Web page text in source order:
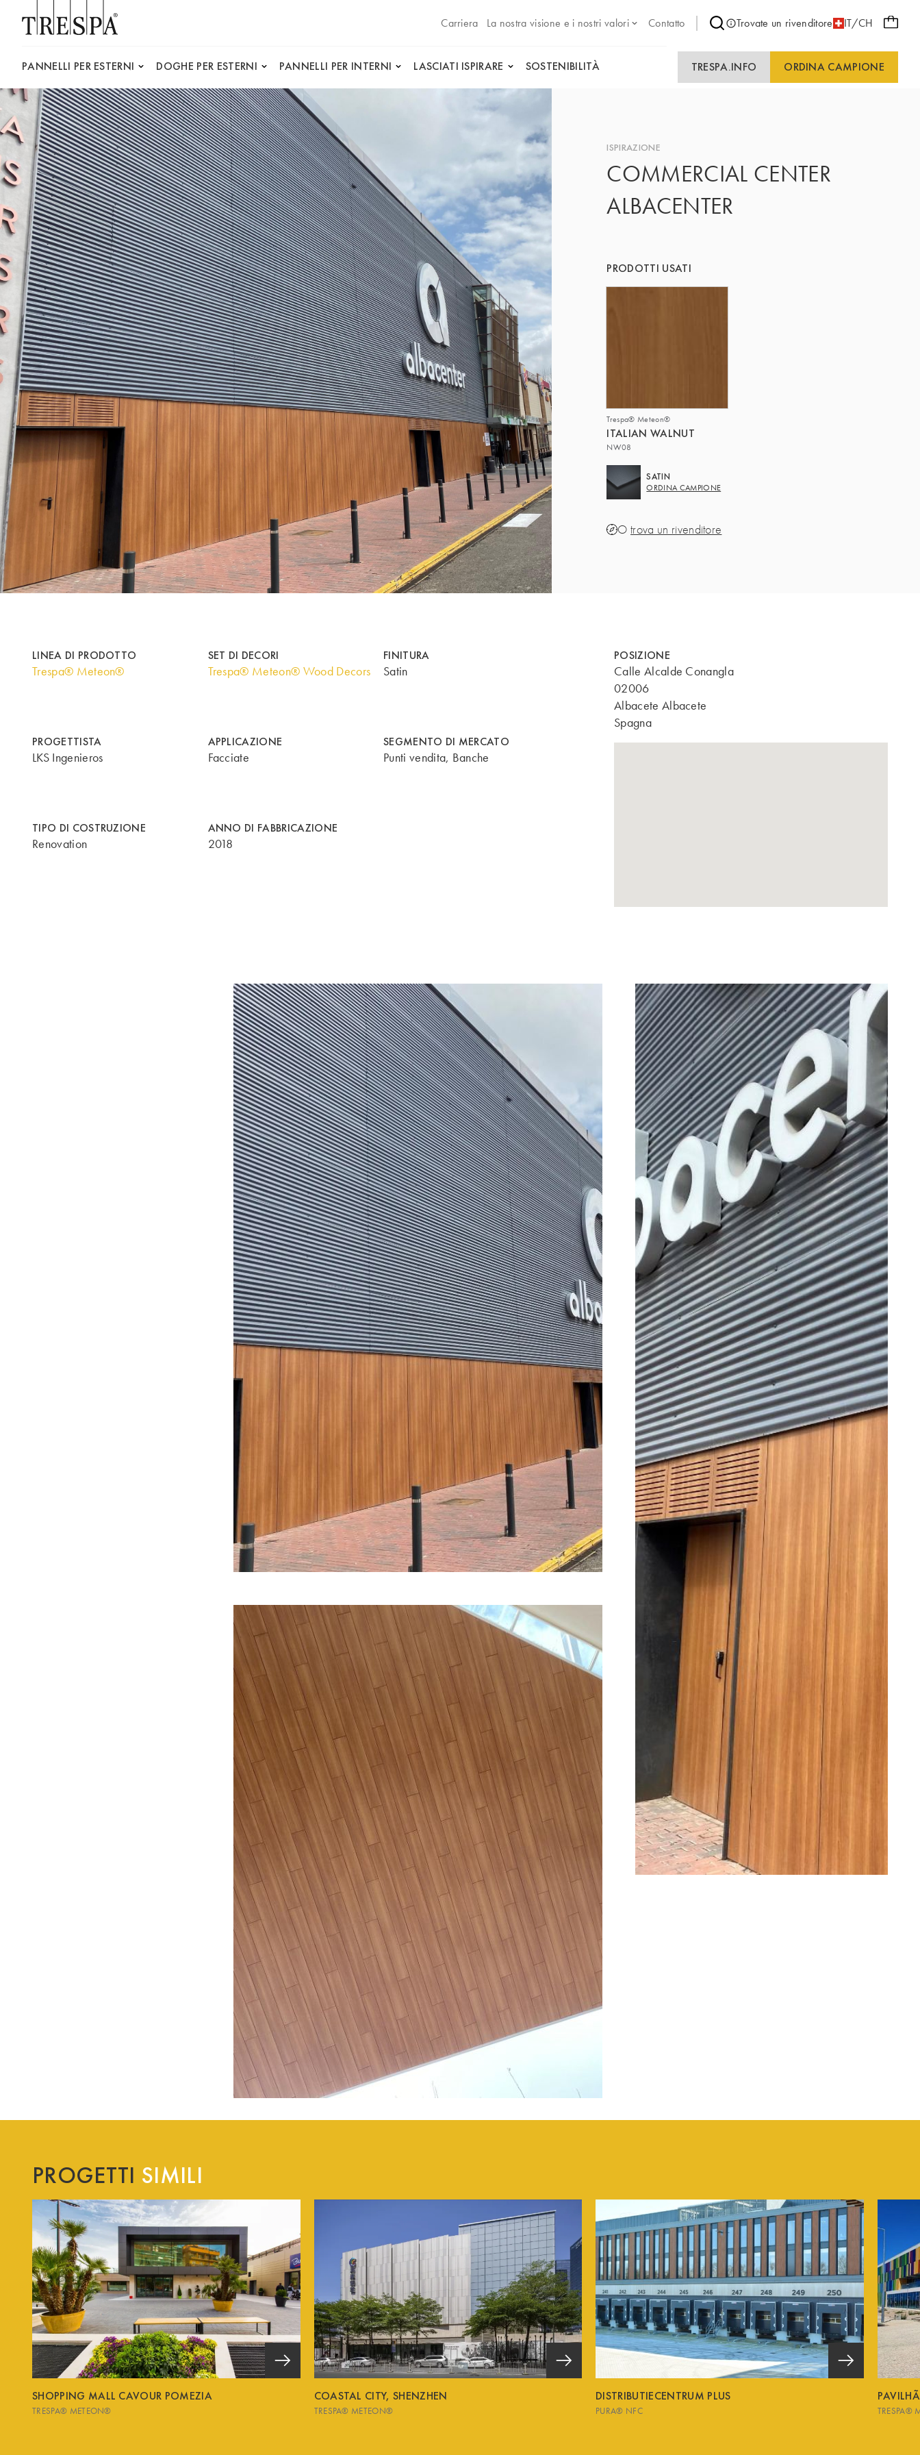
Carriera
La nostra visione e i nostri valori Contatto Trovate un rivenditore IT/CH
PANNELLI PER ESTERNI DOGHE PER ESTERNI PANNELLI PER INTERNI LASCIATI ISPIRARE SOSTENIBILITÀ TRESPA.INFO ORDINA CAMPIONE
ISPIRAZIONE
COMMERCIAL CENTER
ALBACENTER
PRODOTTI USATI
Trespa® Meteon®
ITALIAN WALNUT
NW08
SATIN
ORDINA CAMPIONE
Otrova un rivenditore
LINEA DI PRODOTTO
Trespa® Meteon®
SET DI DECORI
Trespa® Meteon® Wood Decors
FINITURA
Satin
PROGETTISTA
LKS Ingenieros
APPLICAZIONE
Facciate
SEGMENTO DI MERCATO
Punti vendita, Banche
TIPO DI COSTRUZIONE
Renovation
ANNO DI FABBRICAZIONE
2018
POSIZIONE
Calle Alcalde Conangla
02006
Albacete Albacete
Spagna
PROGETTI SIMILI
SHOPPING MALL CAVOUR POMEZIA
TRESPA® METEON®
COASTAL CITY, SHENZHEN
TRESPA® METEON®
DISTRIBUTIECENTRUM PLUS
PURA® NFC TRESPA®